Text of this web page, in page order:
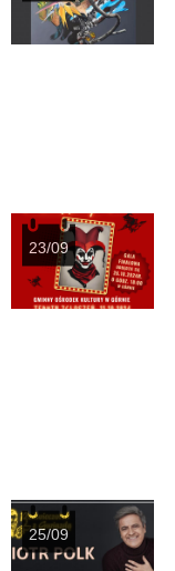
23/09
25/09